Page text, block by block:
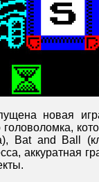
новая
головоломка,
Bat and Ball
аккуратная